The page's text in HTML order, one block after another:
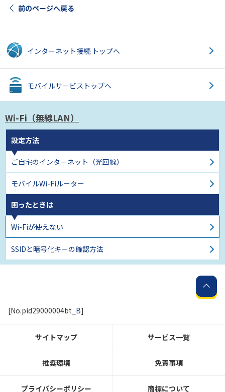
前のページへ戻る
インターネット接続 トップへ
モバイルサービス トップへ
Wi-Fi（無線LAN）
設定方法
ご自宅のインターネット （光回線）
モバイルWi-Fiルーター
困ったときは
Wi-Fiが使えない
SSIDと暗号化キーの確認方法
[No.pid29000004bt_ B]
サイトマップ サービス一覧
推奨環境 免責事項
プライバシーポリシー 商標について